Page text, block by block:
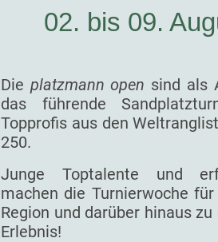
02. bis 09.
Die platzmann open sind als
das führende
Topprofis aus den
250.
Junge Toptalente und
machen die Turnierwoche
Region und darüber hinaus
Erlebnis!